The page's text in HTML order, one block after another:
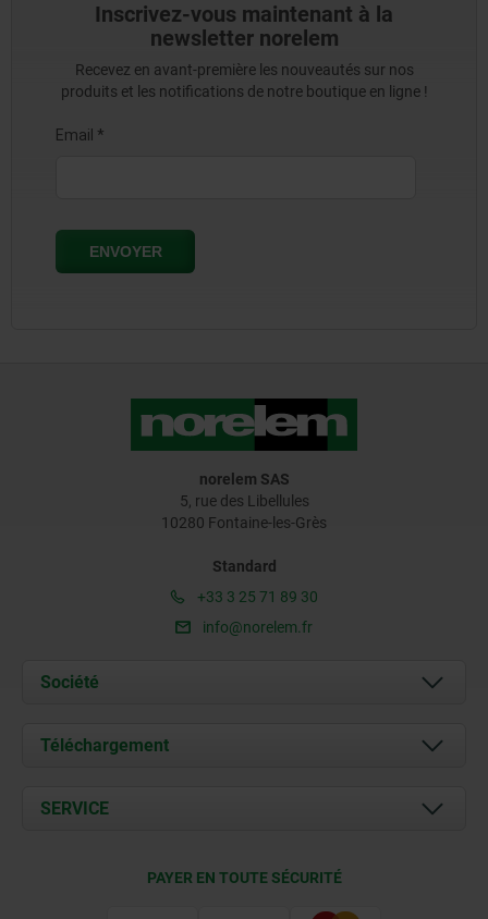
Inscrivez-vous maintenant à la
newsletter norelem
Recevez en avant-première les nouveautés sur nos
produits et les notifications de notre boutique en ligne !
norelem SAS
5, rue des Libellules
10280 Fontaine-les-Grès
Standard
+33 3 25 71 89 30
info@norelem.fr
Société
À propos de nous
Contact
Téléchargement
Documents
SERVICE
PAYER EN TOUTE SÉCURITÉ